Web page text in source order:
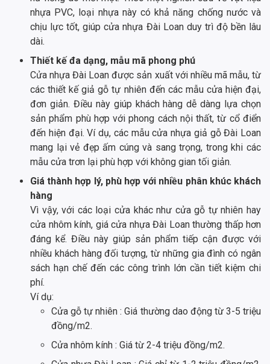
nhựa PVC, loại nhựa này có khả năng chống nước và
chịu lực tốt, giúp cửa nhựa Đài Loan duy trì độ bền lâu
dài.
Thiết kế đa dạng, mẫu mã phong phú
Cửa nhựa Đài Loan được sản xuất với nhiều mã mẫu, từ
các thiết kế giả gỗ tự nhiên đến các mẫu cửa hiện đại,
đơn giản. Điều này giúp khách hàng dễ dàng lựa chọn
sản phẩm phù hợp với phong cách nội thất, từ cổ điển
đến hiện đại. Ví dụ, các mẫu cửa nhựa giả gỗ Đài Loan
mang lại vẻ đẹp ấm cúng và sang trọng, trong khi các
mẫu cửa trơn lại phù hợp với không gian tối giản.
Giá thành hợp lý, phù hợp với nhiều phân khúc khách
hàng
Vì vậy, với các loại cửa khác như cửa gỗ tự nhiên hay
cửa nhôm kính, giá cửa nhựa Đài Loan thường thấp hơn
đáng kể. Điều này giúp sản phẩm tiếp cận được với
nhiều khách hàng đối tượng, từ những gia đình có ngân
sách hạn chế đến các công trình lớn cần tiết kiệm chi
phí.
Ví dụ:
Cửa gỗ tự nhiên : Giá thường dao động từ 3-5 triệu
đồng/m2.
Cửa nhôm kính : Giá từ 2-4 triệu đồng/m2.